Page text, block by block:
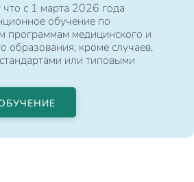
с 1 марта 2026 года
обучение по
программам медицинского и
образования, кроме случаев,
или типовыми